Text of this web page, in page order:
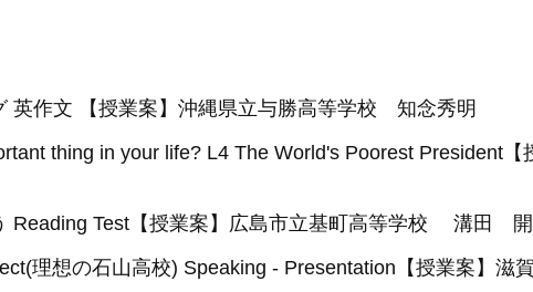
英作文 【授業案】沖縄県立与勝高等学校 知念秀明
thing in your life? L4 The World's Poorest President
Reading Test【授業案】広島市立基町高等学校 溝田 開
理想の石山高校) Speaking - Presentation【授業案】